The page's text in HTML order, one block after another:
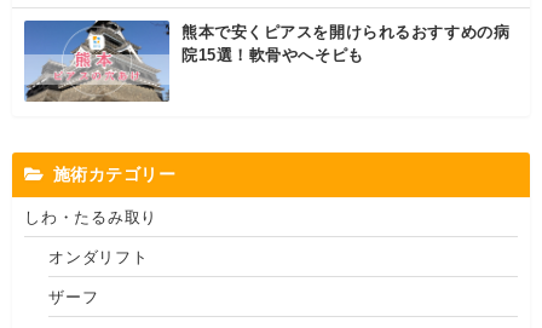
熊本で安くピアスを開けられるおすすめの病
院15選！軟骨やへそピも
施術カテゴリー
しわ・たるみ取り
オンダリフト
ザーフ